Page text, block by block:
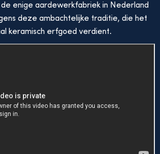
enige aardewerkfabriek in Nederland
deze ambachtelijke traditie, die het
keramisch erfgoed verdient.